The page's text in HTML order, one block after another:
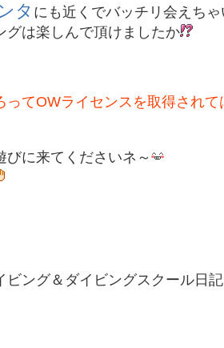
タ にも近くでバッチリ会えち
グは楽しんで頂けましたか
ってOWライセンスを取得され
びに来てくださいネ～
ビング＆ダイビングスクール日